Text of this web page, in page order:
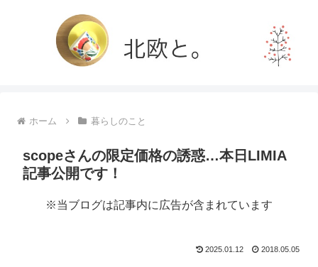
ホーム 暮らしのこと
scopeさんの限定価格の誘惑…本日LIMIA
記事公開です！
※当ブログは記事内に広告が含まれています
2025.01.12 2018.05.05